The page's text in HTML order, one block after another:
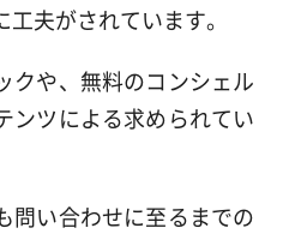
夫がされています。
クや、無料のコンシェル
ンツによる求められてい
問い合わせに至るまでの